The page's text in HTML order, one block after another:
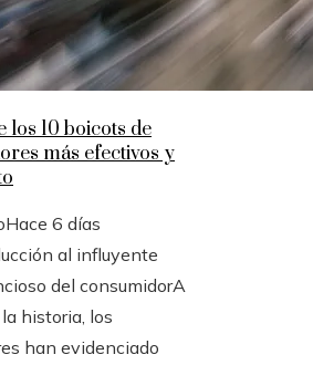
los 10 boicots de
más efectivos y
Hace 6 días
al influyente
del consumidorA
historia, los
han evidenciado